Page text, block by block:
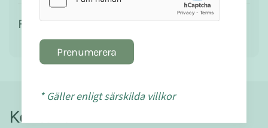
Förvaring
Kontakt
Prenumerera
* Gäller enligt särskilda villkor